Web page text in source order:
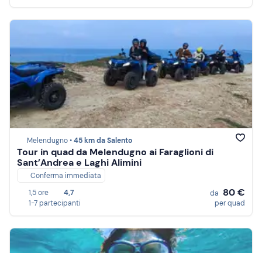
Melendugno •45 km da Salento
Tour in quad da Melendugno ai Faraglioni di
Sant’Andrea e Laghi Alimini
Conferma immediata
1,5 ore
4,7
1-7 partecipanti
da 80 €
per quad